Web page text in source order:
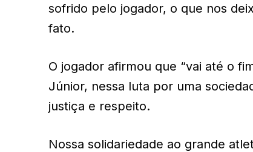
sofrido pelo jogador, o que nos
fato.
O jogador afirmou que “vai até o
Júnior, nessa luta por uma
justiça e respeito.
Nossa solidariedade ao grande